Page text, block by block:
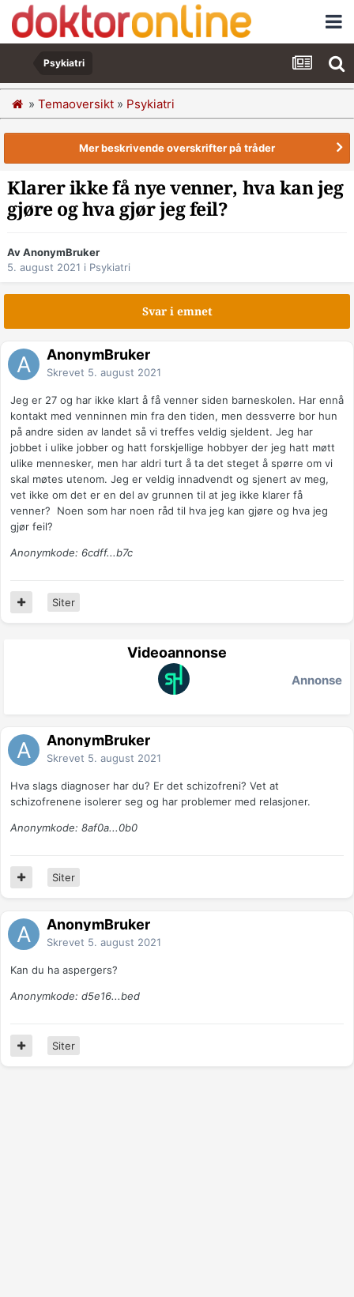
Psykiatri
» Temaoversikt » Psykiatri
Mer beskrivende overskrifter på tråder
Klarer ikke få nye venner, hva kan jeg
gjøre og hva gjør jeg feil?
Av AnonymBruker
5. august 2021 i Psykiatri
Svar i emnet
AnonymBruker
Skrevet 5. august 2021
Jeg er 27 og har ikke klart å få venner siden barneskolen. Har ennå
kontakt med venninnen min fra den tiden, men dessverre bor hun
på andre siden av landet så vi treffes veldig sjeldent. Jeg har
jobbet i ulike jobber og hatt forskjellige hobbyer der jeg hatt møtt
ulike mennesker, men har aldri turt å ta det steget å spørre om vi
skal møtes utenom. Jeg er veldig innadvendt og sjenert av meg,
vet ikke om det er en del av grunnen til at jeg ikke klarer få
venner? Noen som har noen råd til hva jeg kan gjøre og hva jeg
gjør feil?
Anonymkode: 6cdff...b7c
Siter
Videoannonse
Annonse
AnonymBruker
Skrevet 5. august 2021
Hva slags diagnoser har du? Er det schizofreni? Vet at
schizofrenene isolerer seg og har problemer med relasjoner.
Anonymkode: 8af0a...0b0
Siter
AnonymBruker
Skrevet 5. august 2021
Kan du ha aspergers?
Anonymkode: d5e16...bed
Siter